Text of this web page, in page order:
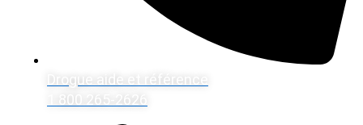
Drogue aide et référence
1 800 265-2626